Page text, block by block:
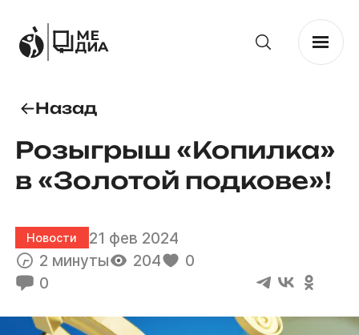
Назад
Розыгрыш «Копилка»
в «Золотой подкове»!
Новости
21 фев 2024
2 минуты
204
0
0